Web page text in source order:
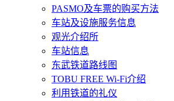
PASMO及车票的购买方法
车站及设施服务信息
观光介绍所
车站信息
东武铁道路线图
TOBU FREE Wi-Fi介绍
利用铁道的礼仪